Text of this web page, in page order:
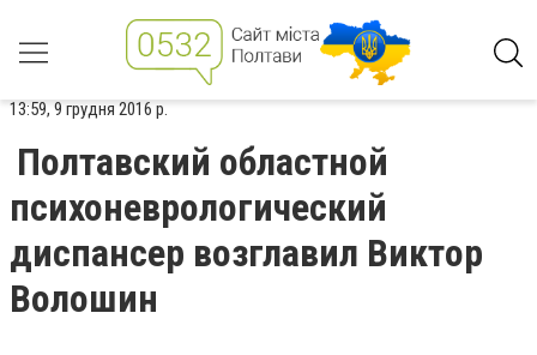
13:59, 9 грудня 2016 р.
Полтавский областной
психоневрологический
диспансер возглавил Виктор
Волошин